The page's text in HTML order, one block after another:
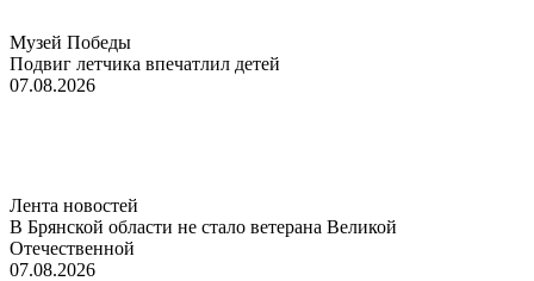
Музей Победы
Подвиг летчика впечатлил детей
07.08.2026
Лента новостей
В Брянской области не стало ветерана Великой
Отечественной
07.08.2026